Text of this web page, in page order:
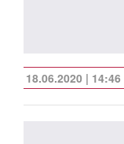
18.06.2020 | 14:46